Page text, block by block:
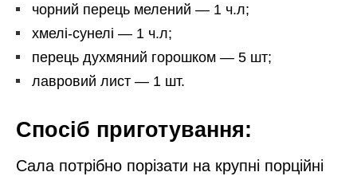
чорний перець мелений — 1 ч.л;
хмелі-сунелі — 1 ч.л;
перець духмяний горошком — 5 шт;
лавровий лист — 1 шт.
Спосіб приготування:
Сала потрібно порізати на крупні порційні